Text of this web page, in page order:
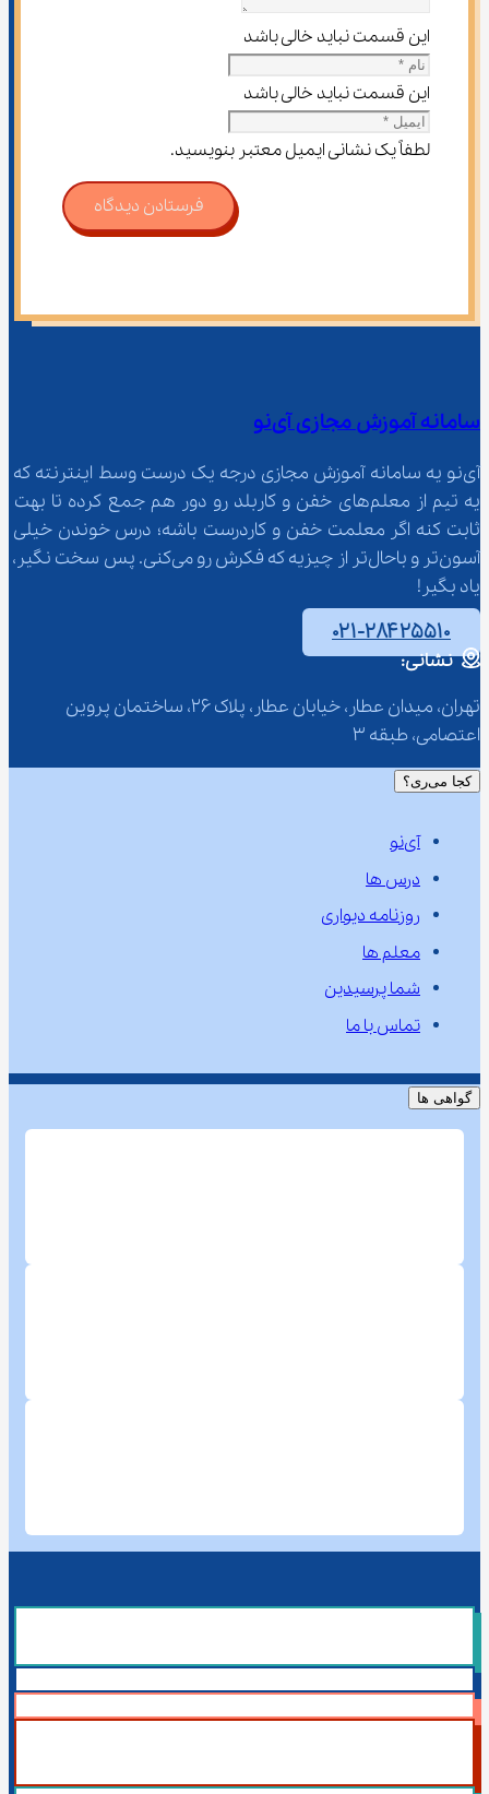
این قسمت نباید خالی باشد
این قسمت نباید خالی باشد
لطفاً یک نشانی ایمیل معتبر بنویسید.
فرستادن دیدگاه
سامانه آموزش مجازی آی‌نو
آی‌نو یه سامانه آموزش مجازی درجه یک درست وسط اینترنته که
یه تیم از معلم‌‌های خفن و کاربلد رو دور هم جمع کرده تا بهت
ثابت کنه اگر معلمت خفن و کاردرست باشه؛ درس خوندن خیلی
آسون‌تر و باحال‌تر از چیزیه که فکرش رو می‌کنی. پس سخت نگیر،
یاد بگیر!
۰۲۱-۲۸۴۲۵۵۱۰
نشانی:
تهران، میدان عطار، خیابان عطار، پلاک 26، ساختمان پروین
اعتصامی، طبقه 3
کجا می‌ری؟
آی‌نو
درس ها
روزنامه دیواری
معلم ها
شما پرسیدین
تماس با ما
گواهی ها